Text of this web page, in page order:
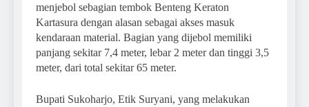
menjebol sebagian tembok Benteng Keraton
Kartasura dengan alasan sebagai akses masuk
kendaraan material. Bagian yang dijebol memiliki
panjang sekitar 7,4 meter, lebar 2 meter dan tinggi 3,5
meter, dari total sekitar 65 meter.
Bupati Sukoharjo, Etik Suryani, yang melakukan